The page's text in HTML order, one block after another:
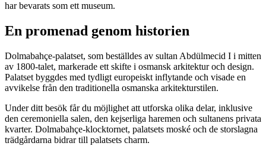
har bevarats som ett museum.
En promenad genom historien
Dolmabahçe-palatset, som beställdes av sultan Abdülmecid I i mitten
av 1800-talet, markerade ett skifte i osmansk arkitektur och design.
Palatset byggdes med tydligt europeiskt inflytande och visade en
avvikelse från den traditionella osmanska arkitekturstilen.
Under ditt besök får du möjlighet att utforska olika delar, inklusive
den ceremoniella salen, den kejserliga haremen och sultanens privata
kvarter. Dolmabahçe-klocktornet, palatsets moské och de storslagna
trädgårdarna bidrar till palatsets charm.